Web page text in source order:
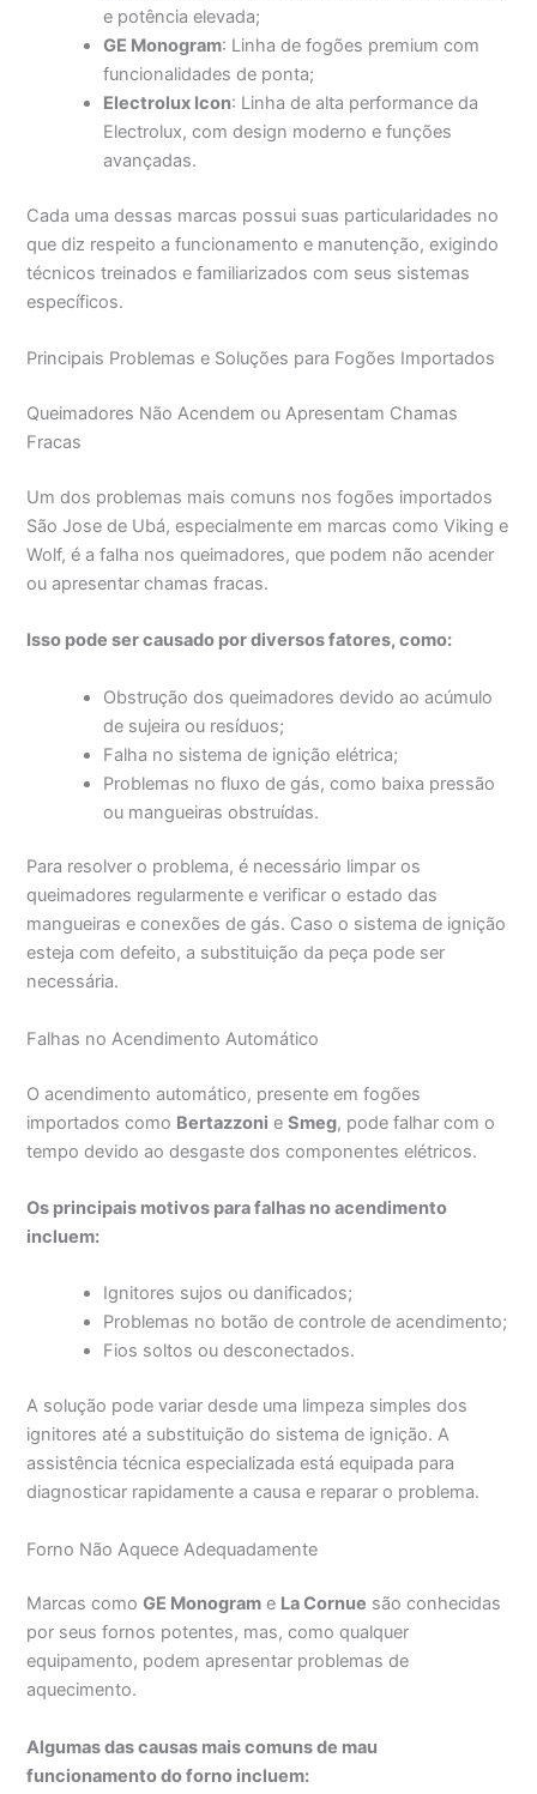
e potência elevada;
GE Monogram: Linha de fogões premium com
funcionalidades de ponta;
Electrolux Icon: Linha de alta performance da
Electrolux, com design moderno e funções
avançadas.
Cada uma dessas marcas possui suas particularidades no
que diz respeito a funcionamento e manutenção, exigindo
técnicos treinados e familiarizados com seus sistemas
específicos.
Principais Problemas e Soluções para Fogões Importados
Queimadores Não Acendem ou Apresentam Chamas
Fracas
Um dos problemas mais comuns nos fogões importados
São Jose de Ubá, especialmente em marcas como Viking e
Wolf, é a falha nos queimadores, que podem não acender
ou apresentar chamas fracas.
Isso pode ser causado por diversos fatores, como:
Obstrução dos queimadores devido ao acúmulo
de sujeira ou resíduos;
Falha no sistema de ignição elétrica;
Problemas no fluxo de gás, como baixa pressão
ou mangueiras obstruídas.
Para resolver o problema, é necessário limpar os
queimadores regularmente e verificar o estado das
mangueiras e conexões de gás. Caso o sistema de ignição
esteja com defeito, a substituição da peça pode ser
necessária.
Falhas no Acendimento Automático
O acendimento automático, presente em fogões
importados como Bertazzoni eSmeg, pode falhar com o
tempo devido ao desgaste dos componentes elétricos.
Os principais motivos para falhas no acendimento
incluem:
Ignitores sujos ou danificados;
Problemas no botão de controle de acendimento;
Fios soltos ou desconectados.
A solução pode variar desde uma limpeza simples dos
ignitores até a substituição do sistema de ignição. A
assistência técnica especializada está equipada para
diagnosticar rapidamente a causa e reparar o problema.
Forno Não Aquece Adequadamente
Marcas comoGE Monogram e La Cornue são conhecidas
por seus fornos potentes, mas, como qualquer
equipamento, podem apresentar problemas de
aquecimento.
Algumas das causas mais comuns de mau
funcionamento do forno incluem: